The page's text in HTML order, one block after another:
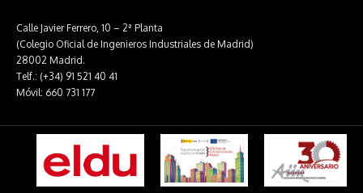
Calle Javier Ferrero, 10 – 2ª Planta
(Colegio Oficial de Ingenieros Industriales de Madrid)
28002 Madrid.
Telf.: (+34) 91 521 40 41
Móvil: 660 731 177